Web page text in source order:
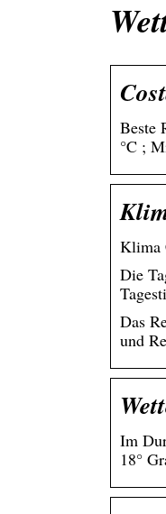
Beste
°C ;
Klima
Die
Das
und
Im
18°